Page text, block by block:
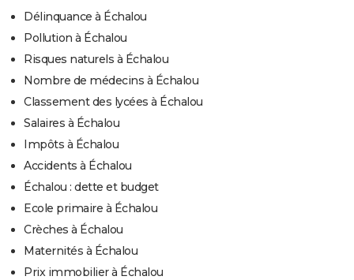
Délinquance à Échalou
Pollution à Échalou
Risques naturels à Échalou
Nombre de médecins à Échalou
Classement des lycées à Échalou
Salaires à Échalou
Impôts à Échalou
Accidents à Échalou
Échalou : dette et budget
Ecole primaire à Échalou
Crèches à Échalou
Maternités à Échalou
Prix immobilier à Échalou